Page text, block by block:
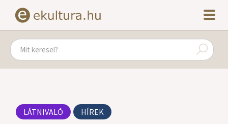
LÁTNIVALÓ HÍREK